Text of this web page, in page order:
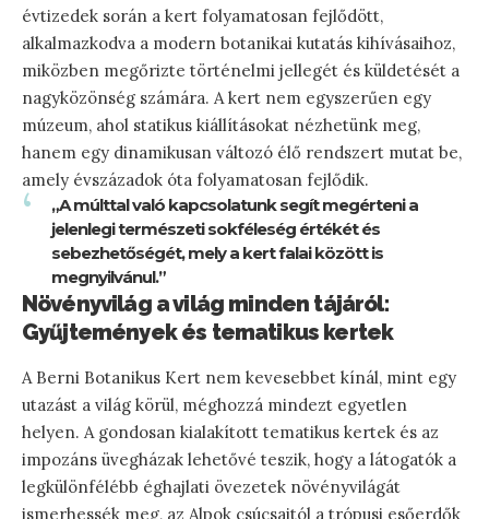
évtizedek során a kert folyamatosan fejlődött,
alkalmazkodva a modern botanikai kutatás kihívásaihoz,
miközben megőrizte történelmi jellegét és küldetését a
nagyközönség számára. A kert nem egyszerűen egy
múzeum, ahol statikus kiállításokat nézhetünk meg,
hanem egy dinamikusan változó élő rendszert mutat be,
amely évszázadok óta folyamatosan fejlődik.
„A múlttal való kapcsolatunk segít megérteni a
jelenlegi természeti sokféleség értékét és
sebezhetőségét, mely a kert falai között is
megnyilvánul.”
Növényvilág a világ minden tájáról:
Gyűjtemények és tematikus kertek
A Berni Botanikus Kert nem kevesebbet kínál, mint egy
utazást a világ körül, méghozzá mindezt egyetlen
helyen. A gondosan kialakított tematikus kertek és az
impozáns üvegházak lehetővé teszik, hogy a látogatók a
legkülönfélébb éghajlati övezetek növényvilágát
ismerhessék meg, az Alpok csúcsaitól a trópusi esőerdők